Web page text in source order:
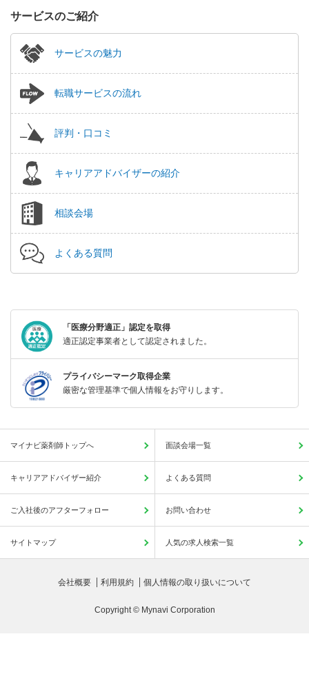
サービスのご紹介
サービスの魅力
転職サービスの流れ
評判・口コミ
キャリアアドバイザーの紹介
相談会場
よくある質問
「医療分野適正」認定を取得
適正認定事業者として認定されました。
プライバシーマーク取得企業
厳密な管理基準で個人情報をお守りします。
マイナビ薬剤師トップへ 面談会場一覧
キャリアアドバイザー紹介 よくある質問
ご入社後のアフターフォロー お問い合わせ
サイトマップ 人気の求人検索一覧
会社概要 利用規約 個人情報の取り扱いについて
Copyright © Mynavi Corporation